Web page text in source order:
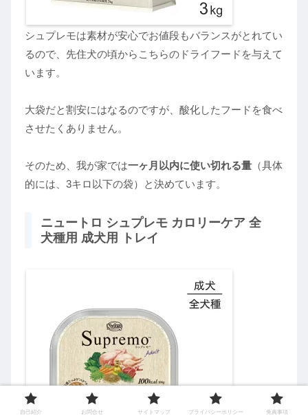
シュプレモは素材が安心でお値段もバランスがとれてい
るので、先住犬の頃からこちらのドライフードを与えて
います。
大袋だと割安にはなるのですが、酸化したフードを食べ
させたくありません。
そのため、我が家では一ヶ月以内に使い切れる量 （具体
的には、3キロ以下の袋）と決めています。
ニュートロ シュプレモ カロリーケア 全
犬種用 成犬用 トレイ
自己紹介 お問合せ サイトマップ プライバシーポリシー 免責事項